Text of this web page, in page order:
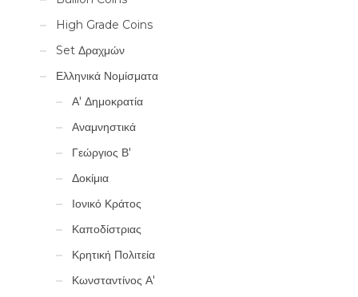
High Grade Coins
Set Δραχμών
Ελληνικά Νομίσματα
Α' Δημοκρατία
Αναμνηστικά
Γεώργιος Β'
Δοκίμια
Ιονικό Κράτος
Καποδίστριας
Κρητική Πολιτεία
Κωνσταντίνος Α'